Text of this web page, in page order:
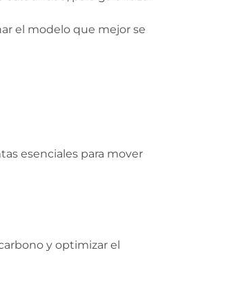
el modelo que mejor se
esenciales para mover
y optimizar el